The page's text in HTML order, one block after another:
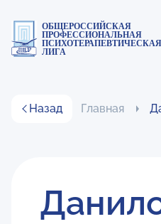
ОБЩЕРОССИЙСКАЯ
ПРОФЕССИОНАЛЬНАЯ
ПСИХОТЕРАПЕВТИЧЕСКАЯ
ЛИГА
Назад Главная